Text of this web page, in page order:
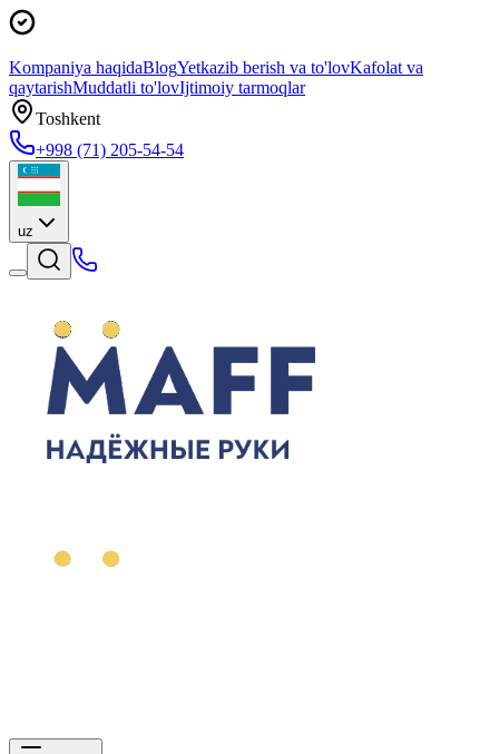
Kompaniya haqidaBlogYetkazib berish va to'lovKafolat va
qaytarishMuddatli to'lovIjtimoiy tarmoqlar
Toshkent
+998 (71) 205-54-54
uz